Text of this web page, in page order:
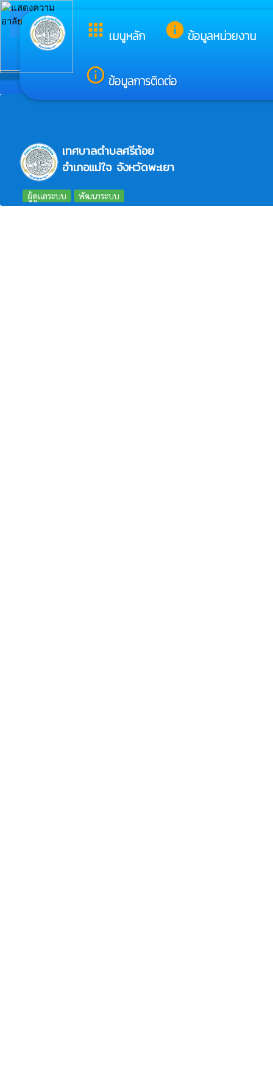
apps เมนูหลัก info ข้อมูลหน่วยงาน
info_outline ข้อมูลการติดต่อ
arrow_back_ios กลับเมนูหลัก
เทศบาลตำบลศรีถ้อย
อำเภอแม่ใจ จังหวัดพะเยา
ผู้ดูแลระบบ พัฒนาระบบ